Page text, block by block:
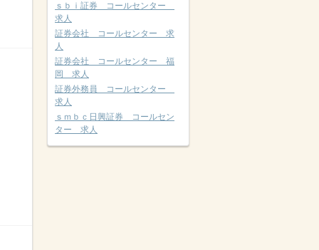
ｓｂｉ証券 コールセンター
求人
証券会社 コールセンター 求
人
証券会社 コールセンター 福
岡 求人
証券外務員 コールセンター
求人
ｓｍｂｃ日興証券 コールセン
ター 求人